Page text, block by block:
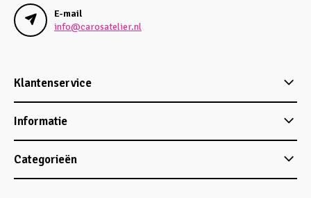
E-mail
info@carosatelier.nl
Klantenservice
Informatie
Categorieën